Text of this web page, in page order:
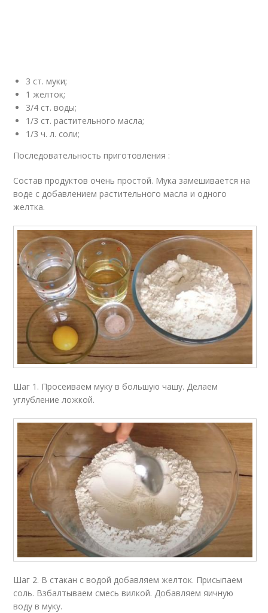
3 ст. муки;
1 желток;
3/4 ст. воды;
1/3 ст. растительного масла;
1/3 ч. л. соли;
Последовательность приготовления :
Состав продуктов очень простой. Мука замешивается на
воде с добавлением растительного масла и одного
желтка.
Шаг 1. Просеиваем муку в большую чашу. Делаем
углубление ложкой.
Шаг 2. В стакан с водой добавляем желток. Присыпаем
соль. Взбалтываем смесь вилкой. Добавляем яичную
воду в муку.